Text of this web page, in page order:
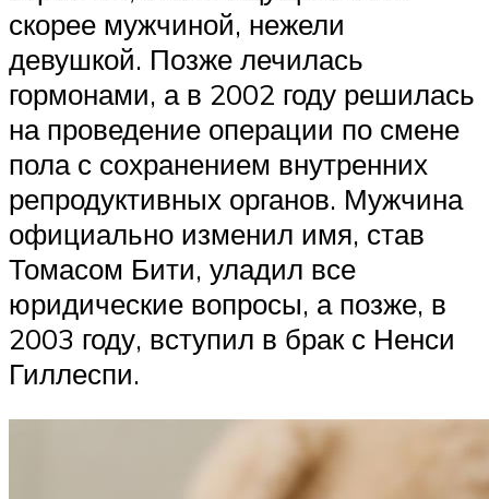
скорее мужчиной, нежели
девушкой. Позже лечилась
гормонами, а в 2002 году решилась
на проведение операции по смене
пола с сохранением внутренних
репродуктивных органов. Мужчина
официально изменил имя, став
Томасом Бити, уладил все
юридические вопросы, а позже, в
2003 году, вступил в брак с Ненси
Гиллеспи.